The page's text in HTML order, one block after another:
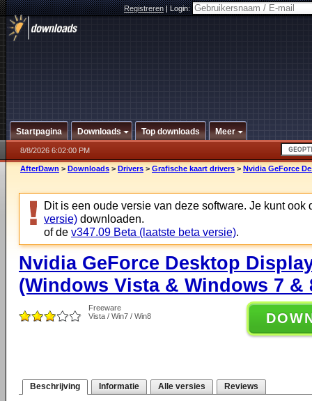
Registreren|Login:
Startpagina Downloads Top downloads Meer
8/8/2026 6:02:00 PM
AfterDawn > Downloads > Drivers > Grafische kaart drivers > Nvidia GeForce
Dit is een oude versie van deze software. Je kunt ook
versie) downloaden.
of de v347.09 Beta (laatste beta versie).
Nvidia GeForce Desktop
(Windows Vista & Windows 7 &
Freeware
Vista / Win7 / Win8
Beschrijving Informatie Alle versies Reviews